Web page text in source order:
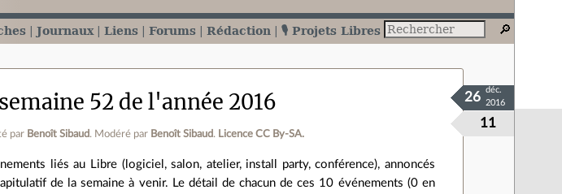
Journaux Liens Forums Rédaction 🎙️ Projets Libres
52 de l'année 2016
par Benoît Sibaud. Modéré par Benoît Sibaud. Licence CC By‑SA.
11
26
déc.
2016
liés au Libre (logiciel, salon, atelier, install party, conférence), annoncés
de la semaine à venir. Le détail de chacun de ces 10 événements (0 en